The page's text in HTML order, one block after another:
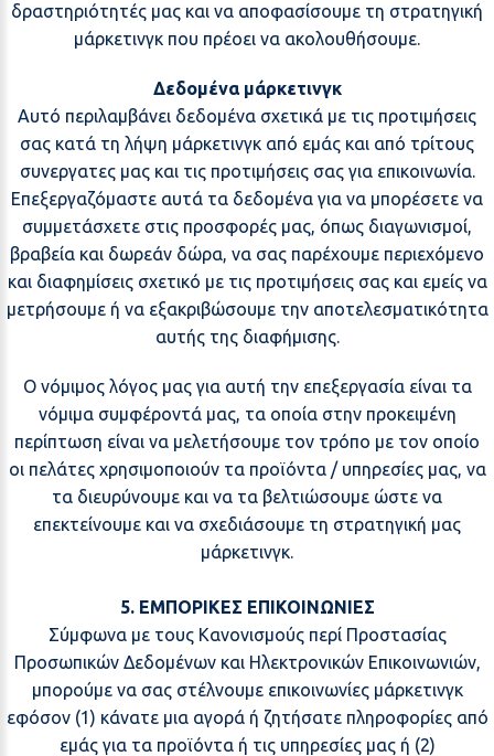
δραστηριότητές μας και να αποφασίσουμε τη στρατηγική
μάρκετινγκ που πρέοει να ακολουθήσουμε.
Δεδομένα μάρκετινγκ
Αυτό περιλαμβάνει δεδομένα σχετικά με τις προτιμήσεις
σας κατά τη λήψη μάρκετινγκ από εμάς και από τρίτους
συνεργατες μας και τις προτιμήσεις σας για επικοινωνία.
Επεξεργαζόμαστε αυτά τα δεδομένα για να μπορέσετε να
συμμετάσχετε στις προσφορές μας, όπως διαγωνισμοί,
βραβεία και δωρεάν δώρα, να σας παρέχουμε περιεχόμενο
και διαφημίσεις σχετικό με τις προτιμήσεις σας και εμείς να
μετρήσουμε ή να εξακριβώσουμε την αποτελεσματικότητα
αυτής της διαφήμισης.
Ο νόμιμος λόγος μας για αυτή την επεξεργασία είναι τα
νόμιμα συμφέροντά μας, τα οποία στην προκειμένη
περίπτωση είναι να μελετήσουμε τον τρόπο με τον οποίο
οι πελάτες χρησιμοποιούν τα προϊόντα / υπηρεσίες μας, να
τα διευρύνουμε και να τα βελτιώσουμε ώστε να
επεκτείνουμε και να σχεδιάσουμε τη στρατηγική μας
μάρκετινγκ.
5. ΕΜΠΟΡΙΚΕΣ ΕΠΙΚΟΙΝΩΝΙΕΣ
Σύμφωνα με τους Κανονισμούς περί Προστασίας
Προσωπικών Δεδομένων και Ηλεκτρονικών Επικοινωνιών,
μπορούμε να σας στέλνουμε επικοινωνίες μάρκετινγκ
εφόσον (1) κάνατε μια αγορά ή ζητήσατε πληροφορίες από
εμάς για τα προϊόντα ή τις υπηρεσίες μας ή (2)